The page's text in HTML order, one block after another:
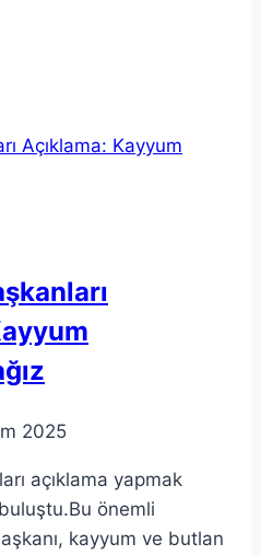
2025
açıklama yapmak
önemli
kayyum ve butlan